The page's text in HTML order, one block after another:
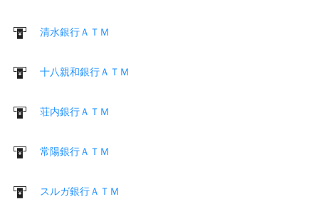
清水銀行ＡＴＭ
十八親和銀行ＡＴＭ
荘内銀行ＡＴＭ
常陽銀行ＡＴＭ
スルガ銀行ＡＴＭ